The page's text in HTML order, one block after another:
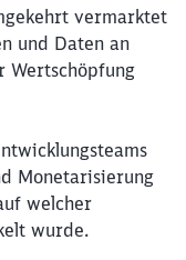
vermarktet
und Daten an
Wertschöpfung
Monetarisierung
welcher
wurde.